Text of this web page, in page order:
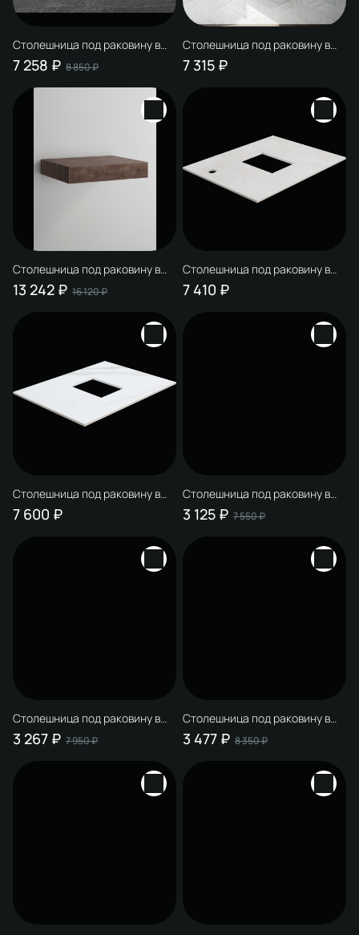
Столешница под раковину в
ванную STWORKI 253871 60
роверелла, керамогранит
7 258 ₽ 8 850 ₽
Столешница под раковину в
ванную STWORKI 253875 75
монте тиберио, керамогранит
7 315 ₽
Столешница под раковину в
ванную STWORKI Ольборг 60
дуб карпентер, фанера
13 242 ₽ 16 120 ₽
Столешница под раковину в
ванную STWORKI 253870 60
простоун беж, керамогранит
7 410 ₽
Столешница под раковину в
ванную STWORKI 253878 60
монте тиберио, керамогранит
7 600 ₽
Столешница под раковину в
ванную STWORKI Монтре 60
белая, МДФ, с отверстием по
3 125 ₽ 7 550 ₽
Столешница под раковину в
ванную STWORKI Монтре 70
белая, МДФ, с отверстием по
3 267 ₽ 7 950 ₽
Столешница под раковину в
ванную STWORKI Монтре 80
белая, МДФ, с отверстием по
3 477 ₽ 8 350 ₽